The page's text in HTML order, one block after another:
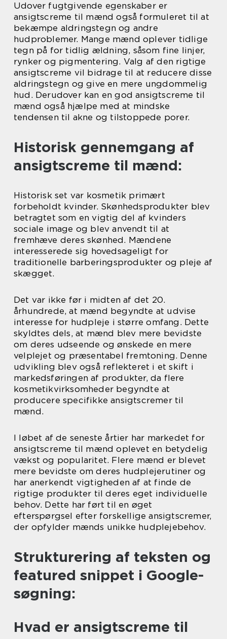
Udover fugtgivende egenskaber er
ansigtscreme til mænd også formuleret til at
bekæmpe aldringstegn og andre
hudproblemer. Mange mænd oplever tidlige
tegn på for tidlig ældning, såsom fine linjer,
rynker og pigmentering. Valg af den rigtige
ansigtscreme vil bidrage til at reducere disse
aldringstegn og give en mere ungdommelig
hud. Derudover kan en god ansigtscreme til
mænd også hjælpe med at mindske
tendensen til akne og tilstoppede porer.
Historisk gennemgang af
ansigtscreme til mænd:
Historisk set var kosmetik primært
forbeholdt kvinder. Skønhedsprodukter blev
betragtet som en vigtig del af kvinders
sociale image og blev anvendt til at
fremhæve deres skønhed. Mændene
interesserede sig hovedsageligt for
traditionelle barberingsprodukter og pleje af
skægget.
Det var ikke før i midten af det 20.
århundrede, at mænd begyndte at udvise
interesse for hudpleje i større omfang. Dette
skyldtes dels, at mænd blev mere bevidste
om deres udseende og ønskede en mere
velplejet og præsentabel fremtoning. Denne
udvikling blev også reflekteret i et skift i
markedsføringen af produkter, da flere
kosmetikvirksomheder begyndte at
producere specifikke ansigtscremer til
mænd.
I løbet af de seneste årtier har markedet for
ansigtscreme til mænd oplevet en betydelig
vækst og popularitet. Flere mænd er blevet
mere bevidste om deres hudplejerutiner og
har anerkendt vigtigheden af at finde de
rigtige produkter til deres eget individuelle
behov. Dette har ført til en øget
efterspørgsel efter forskellige ansigtscremer,
der opfylder mænds unikke hudplejebehov.
Strukturering af teksten og
featured snippet i Google-
søgning:
Hvad er ansigtscreme til